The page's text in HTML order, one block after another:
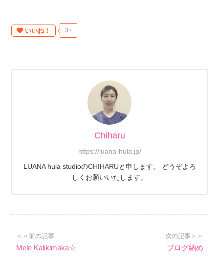
いいね！ 3+
Chiharu
https://luana-hula.jp/
LUANA hula studioのCHIHARUと申します。 どうぞよろ
しくお願いいたします。
＜＜前の記事
Mele Kalikimaka☆
次の記事＞＞
ブログ納め